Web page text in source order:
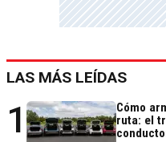
LAS MÁS LEÍDAS
1
Cómo
ruta: el